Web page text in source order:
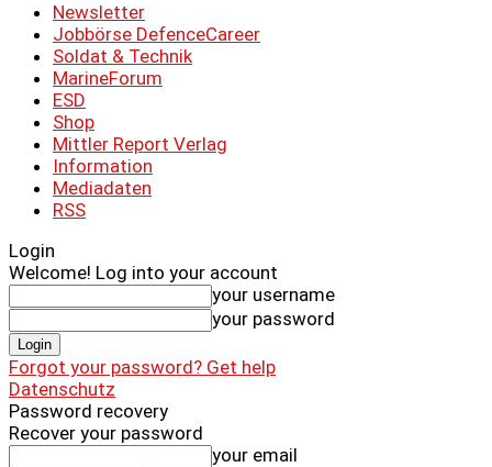
Newsletter
Jobbörse DefenceCareer
Soldat & Technik
MarineForum
ESD
Shop
Mittler Report Verlag
Information
Mediadaten
RSS
Login
Welcome! Log into your account
your username
your password
Forgot your password? Get help
Datenschutz
Password recovery
Recover your password
your email